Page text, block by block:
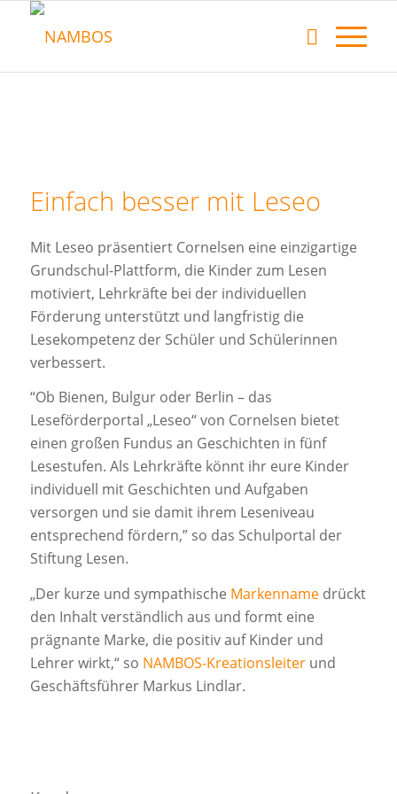
Einfach besser mit Leseo
Mit Leseo präsentiert Cornelsen eine einzigartige
Grundschul-Plattform, die Kinder zum Lesen
motiviert, Lehrkräfte bei der individuellen
Förderung unterstützt und langfristig die
Lesekompetenz der Schüler und Schülerinnen
verbessert.
“Ob Bienen, Bulgur oder Berlin – das
Leseförderportal „Leseo“ von Cornelsen bietet
einen großen Fundus an Geschichten in fünf
Lesestufen. Als Lehrkräfte könnt ihr eure Kinder
individuell mit Geschichten und Aufgaben
versorgen und sie damit ihrem Leseniveau
entsprechend fördern,” so das Schulportal der
Stiftung Lesen.
„Der kurze und sympathische Markennamedrückt
den Inhalt verständlich aus und formt eine
prägnante Marke, die positiv auf Kinder und
Lehrer wirkt,“ so NAMBOS-Kreationsleiterund
Geschäftsführer Markus Lindlar.